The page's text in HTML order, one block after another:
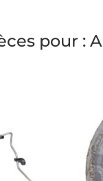
pour :